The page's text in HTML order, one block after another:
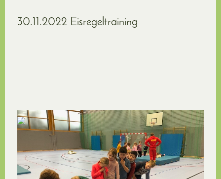
30.11.2022 Eisregeltraining